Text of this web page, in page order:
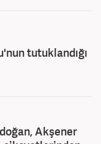
tutuklandığı
Akşener